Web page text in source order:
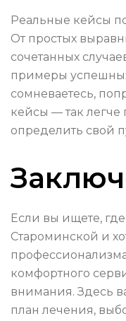
Реальные кейсы
От простых
сочетанных
примеры
сомневаетесь,
кейсы — так легче
определить свой
Если вы ищете,
Староминской и
комфортного
внимания. Здесь
план лечения,